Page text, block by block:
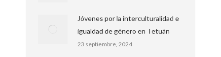
Jóvenes por la interculturalidad e
igualdad de género en Tetuán
23 septiembre, 2024